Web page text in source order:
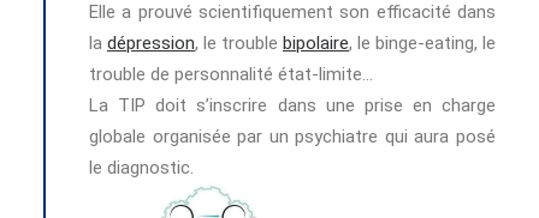
Elle a prouvé scientifiquement son efficacité dans
la dépression, le trouble bipolaire, le binge-eating, le
trouble de personnalité état-limite…
La TIP doit s’inscrire dans une prise en charge
globale organisée par un psychiatre qui aura posé
le diagnostic.